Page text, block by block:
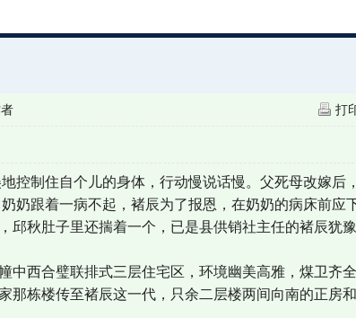
打
控制住自个儿的身体，行动慢说话慢。父死母改嫁后
奶跟着一病不起，褚辰为了报恩，在奶奶的病床前应
邱秋肚子里还揣着一个，已是县供销社主任的褚辰犹
中西合璧联排式三层住宅区，环境幽美高雅，煤卫齐
那栋楼传至褚辰这一代，只余二层楼两间向南的正房